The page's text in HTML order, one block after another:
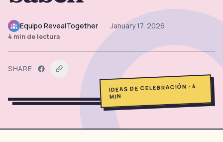
Comenzar
🇺🇸 FR
Equipo RevealTogether • January 17, 2026
4 min de lectura
SHARE
IDEAS DE CELEBRACIÓN · 4
MIN